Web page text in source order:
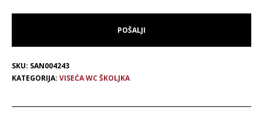
SKU: SAN004243
KATEGORIJA: VISEĆA WC ŠKOLJKA